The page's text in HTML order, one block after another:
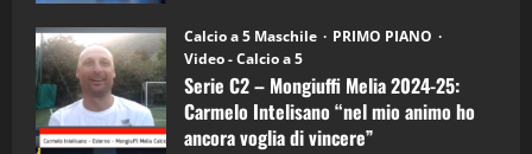
Calcio a 5 Maschile
PRIMO PIANO
Video - Calcio a 5
Serie C2 – Mongiuffi Melia 2024-25:
Carmelo Intelisano “nel mio animo ho
ancora voglia di vincere”
1
“SportEmpire” in Podcast: 30^ Puntata
(Martedi 05 Maggio 2026)
08/05/2026